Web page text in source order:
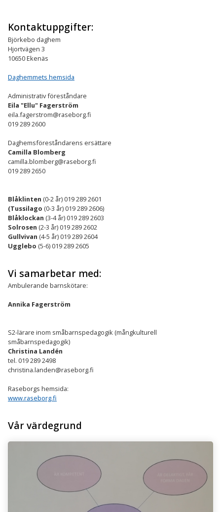
Kontaktuppgifter:
Björkebo daghem
Hjortvägen 3
10650 Ekenäs
Daghemmets hemsida
Administrativ föreståndare
Eila "Ellu" Fagerström
eila.fagerstrom@raseborg.fi
019 289 2600
Daghemsföreståndarens ersättare
Camilla Blomberg
camilla.blomberg@raseborg.fi
019 289 2650
Blåklinten (0-2 år) 019 289 2601
(Tussilago (0-3 år) 019 289 2606)
Blåklockan (3-4 år) 019 289 2603
Solrosen (2-3 år) 019 289 2602
Gullvivan (4-5 år) 019 289 2604
Ugglebo (5-6) 019 289 2605
Vi samarbetar med:
Ambulerande barnskötare:
Annika Fagerström
S2-lärare inom småbarnspedagogik (mångkulturell
småbarnspedagogik)
Christina Landén
tel. 019 289 2498
christina.landen@raseborg.fi
Raseborgs hemsida:
www.raseborg.fi
Vår värdegrund